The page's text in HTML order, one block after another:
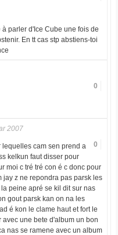
parler d'Ice Cube une fois de
En tt cas stp abstiens-toi
0
2007
0
cam sen prend a
kelkun faut disser pour
moi c tré tré con é c donc pour
jay z ne repondra pas parsk les
peine apré se kil dit sur nas
gout parsk kan on na les
é kon le clame haut et fort le
une bete d'album un bon
nas se ramene avec un album